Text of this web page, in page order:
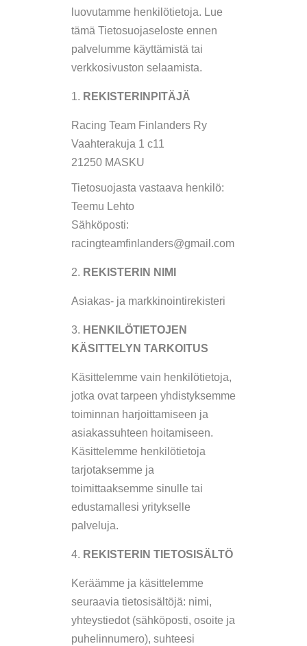
luovutamme henkilötietoja. Lue
tämä Tietosuojaseloste ennen
palvelumme käyttämistä tai
verkkosivuston selaamista.
REKISTERINPITÄJÄ
Racing Team Finlanders Ry
Vaahterakuja 1 c11
21250 MASKU
Tietosuojasta vastaava henkilö:
Teemu Lehto
Sähköposti:
racingteamfinlanders@gmail.com
REKISTERIN NIMI
Asiakas- ja markkinointirekisteri
HENKILÖTIETOJEN
KÄSITTELYN TARKOITUS
Käsittelemme vain henkilötietoja,
jotka ovat tarpeen yhdistyksemme
toiminnan harjoittamiseen ja
asiakassuhteen hoitamiseen.
Käsittelemme henkilötietoja
tarjotaksemme ja
toimittaaksemme sinulle tai
edustamallesi yritykselle
palveluja.
REKISTERIN TIETOSISÄLTÖ
Keräämme ja käsittelemme
seuraavia tietosisältöjä: nimi,
yhteystiedot (sähköposti, osoite ja
puhelinnumero), suhteesi